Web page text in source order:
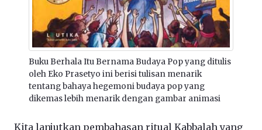
Buku Berhala Itu Bernama Budaya Pop yang ditulis
oleh Eko Prasetyo ini berisi tulisan menarik
tentang bahaya hegemoni budaya pop yang
dikemas lebih menarik dengan gambar animasi
Kita lanjutkan pembahasan ritual Kabbalah yang